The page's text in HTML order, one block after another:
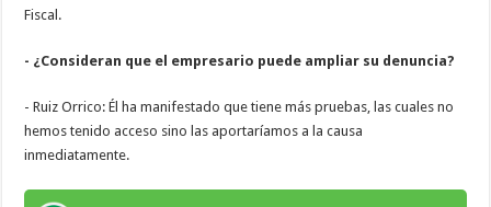
Fiscal.
- ¿Consideran que el empresario puede ampliar su denuncia?
- Ruiz Orrico: Él ha manifestado que tiene más pruebas, las cuales no
hemos tenido acceso sino las aportaríamos a la causa
inmediatamente.